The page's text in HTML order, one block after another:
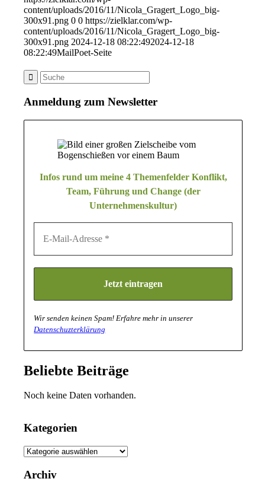
content/uploads/2016/11/Nicola_Gragert_Logo_big-
300x91.png 0 0 https://zielklar.com/wp-
content/uploads/2016/11/Nicola_Gragert_Logo_big-
300x91.png 2024-12-18 08:22:492024-12-18
08:22:49MailPoet-Seite
Anmeldung zum Newsletter
Infos rund um meine 4 Themenfelder Konflikt,
Team, Führung und Change (der
Unternehmenskultur)
Wir senden keinen Spam! Erfahre mehr in unserer
Datenschuzterklärung
Beliebte Beiträge
Noch keine Daten vorhanden.
Kategorien
Kategorien
Archiv